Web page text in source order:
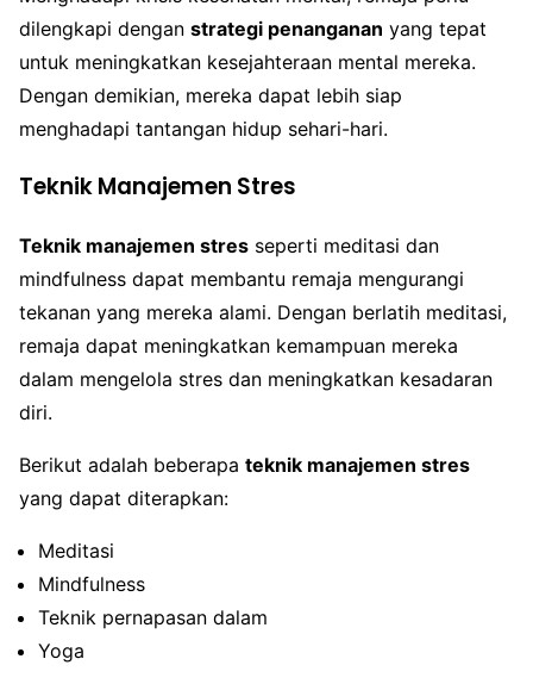
dilengkapi dengan strategi penanganan yang tepat
untuk meningkatkan kesejahteraan mental mereka.
Dengan demikian, mereka dapat lebih siap
menghadapi tantangan hidup sehari-hari.
Teknik Manajemen Stres
Teknik manajemen stres seperti meditasi dan
mindfulness dapat membantu remaja mengurangi
tekanan yang mereka alami. Dengan berlatih meditasi,
remaja dapat meningkatkan kemampuan mereka
dalam mengelola stres dan meningkatkan kesadaran
diri.
Berikut adalah beberapa teknik manajemen stres
yang dapat diterapkan:
Meditasi
Mindfulness
Teknik pernapasan dalam
Yoga